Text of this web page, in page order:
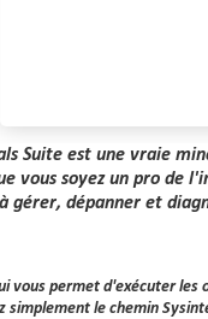
Suite est une vraie
vous soyez un pro de
gérer, dépanner et
vous permet d'exécuter
le chemin